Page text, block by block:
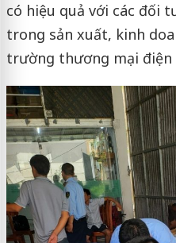
có hiệu quả với các đối
trong sản xuất, kinh
trường thương mại điện